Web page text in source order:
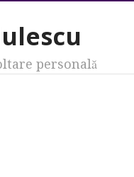
personală